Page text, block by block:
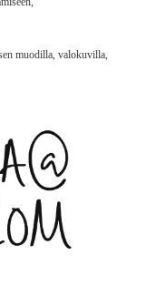
muodilla, valokuvilla,